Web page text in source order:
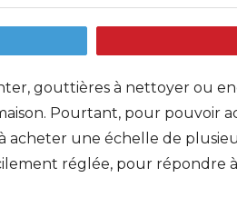
gouttières à nettoyer ou
Pourtant, pour pouvoir
acheter une échelle de
réglée, pour répondre à